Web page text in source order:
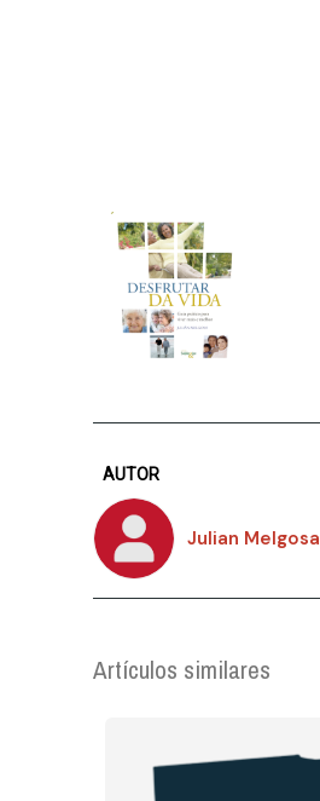
AUTOR
Julian Melgosa
Artículos similares